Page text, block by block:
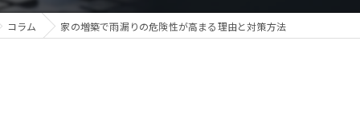
修理
コラム 家の増築で雨漏りの危険性が高まる理由と対策方法